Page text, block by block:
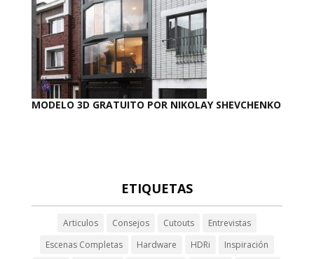
MODELO 3D GRATUITO POR NIKOLAY SHEVCHENKO
ETIQUETAS
Articulos Consejos Cutouts
Entrevistas
Escenas Completas
Hardware HDRi
Inspiración